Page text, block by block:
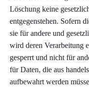
Löschung keine
entgegenstehen. Sofern
sie für andere und
wird deren Verarbeitung
gesperrt und nicht für
für Daten, die aus
aufbewahrt werden